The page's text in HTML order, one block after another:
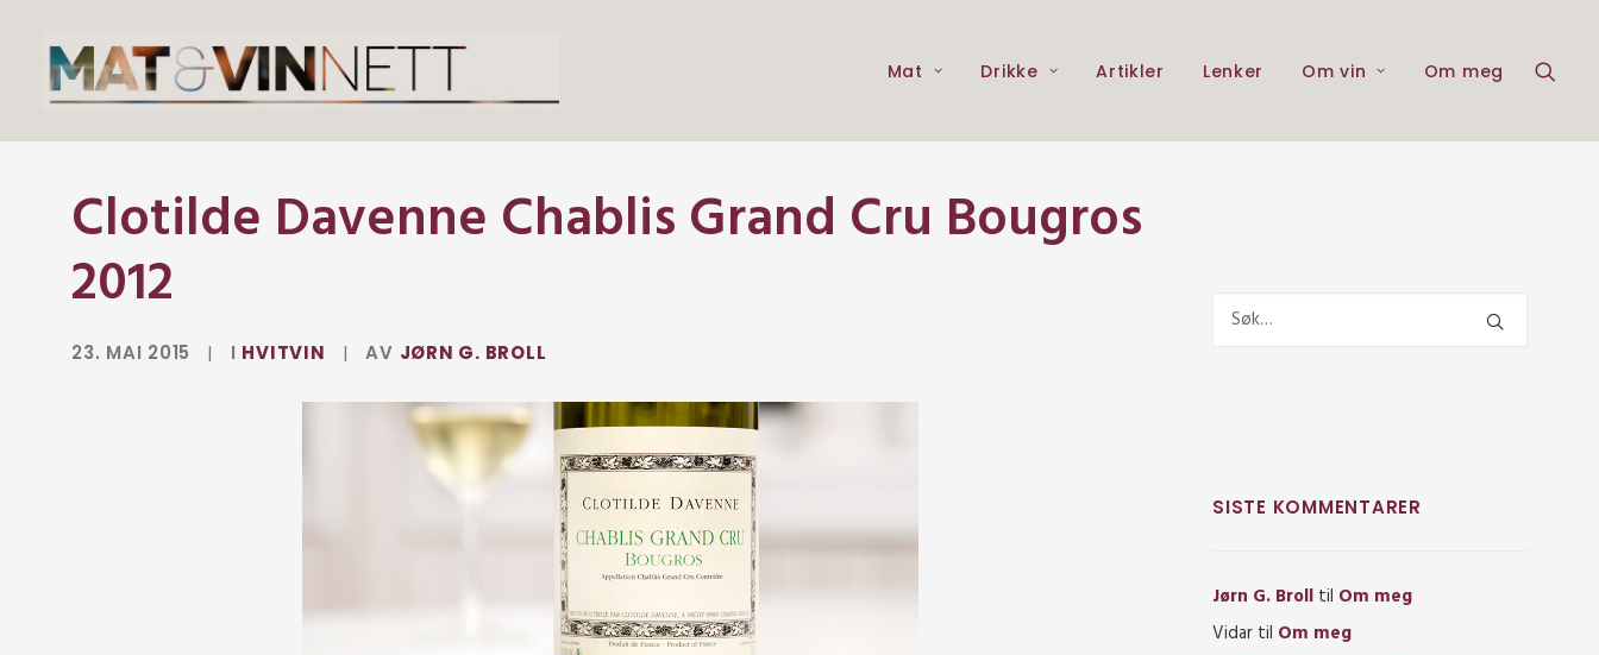
Mat Drikke Artikler Lenker Om vin Om meg
Clotilde Davenne Chablis Grand Cru Bougros
2012
23. MAI 2015 | I HVITVIN | AV JØRN G. BROLL
SISTE KOMMENTARER
Jørn G. Broll til Om meg
Vidar til Om meg